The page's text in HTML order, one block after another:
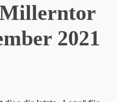
2021